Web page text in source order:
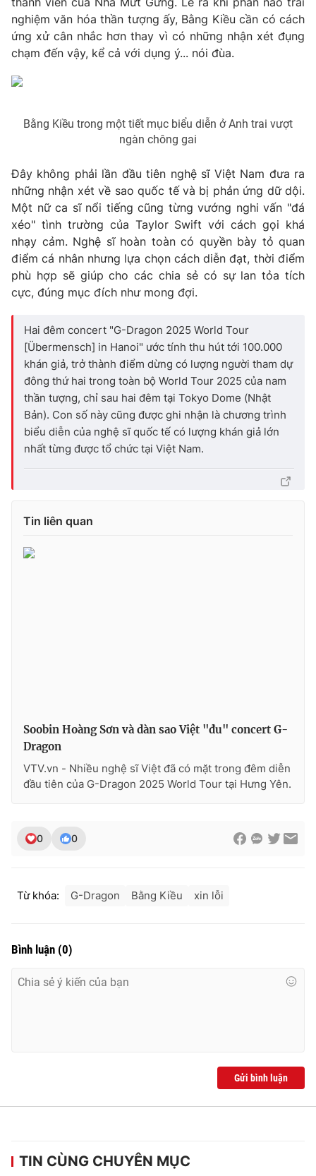
nghiệm văn hóa thần tượng ấy, Bằng Kiều cần có cách
ứng xử cân nhắc hơn thay vì có những nhận xét đụng
chạm đến vậy, kể cả với dụng ý... nói đùa.
Bằng Kiều trong một tiết mục biểu diễn ở Anh trai vượt
ngàn chông gai
Đây không phải lần đầu tiên nghệ sĩ Việt Nam đưa ra
những nhận xét về sao quốc tế và bị phản ứng dữ dội.
Một nữ ca sĩ nổi tiếng cũng từng vướng nghi vấn "đá
xéo" tình trường của Taylor Swift với cách gọi khá
nhạy cảm. Nghệ sĩ hoàn toàn có quyền bày tỏ quan
điểm cá nhân nhưng lựa chọn cách diễn đạt, thời điểm
phù hợp sẽ giúp cho các chia sẻ có sự lan tỏa tích
cực, đúng mục đích như mong đợi.
Hai đêm concert "G-Dragon 2025 World Tour
[Übermensch] in Hanoi" ước tính thu hút tới 100.000
khán giả, trở thành điểm dừng có lượng người tham dự
đông thứ hai trong toàn bộ World Tour 2025 của nam
thần tượng, chỉ sau hai đêm tại Tokyo Dome (Nhật
Bản). Con số này cũng được ghi nhận là chương trình
biểu diễn của nghệ sĩ quốc tế có lượng khán giả lớn
nhất từng được tổ chức tại Việt Nam.
Tin liên quan
Soobin Hoàng Sơn và dàn sao Việt "đu" concert G-
Dragon
VTV.vn - Nhiều nghệ sĩ Việt đã có mặt trong đêm diễn
đầu tiên của G-Dragon 2025 World Tour tại Hưng Yên.
0 0
Từ khóa: G-Dragon Bằng Kiều xin lỗi
Bình luận (0)
Gửi bình luận
TIN CÙNG CHUYÊN MỤC